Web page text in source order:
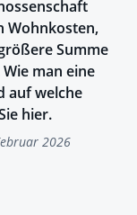
Wohnkosten,
Summe
man eine
auf welche
hier.
2026